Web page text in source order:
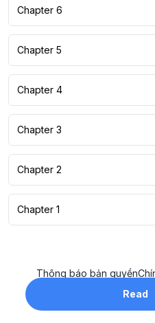
Read
Chapter 6
Chapter 5
Chapter 4
Chapter 3
Chapter 2
Chapter 1
Thông báo bản quyền
All rights